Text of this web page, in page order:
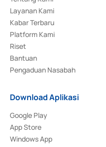
Layanan Kami
Kabar Terbaru
Platform Kami
Riset
Bantuan
Pengaduan Nasabah
Download Aplikasi
Google Play
App Store
Windows App